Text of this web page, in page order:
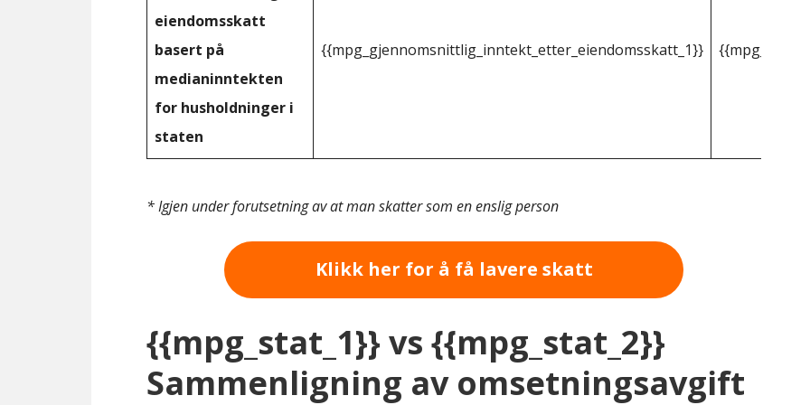
eiendomsskatt
basert på
medianinntekten
for husholdninger i
staten
{{mpg_gjennomsnittlig_inntekt_etter_eiendomsskatt_1}}
* Igjen under forutsetning av at man skatter som en enslig person
Klikk her for å få lavere skatt
{{mpg_stat_1}} vs {{mpg_stat_2}}
Sammenligning av omsetningsavgift